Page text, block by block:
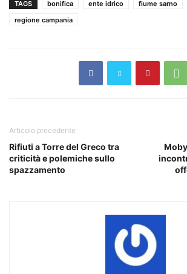
TAGS bonifica ente idrico fiume sarno
regione campania
Articolo precedente
Rifiuti a Torre del Greco tra
criticità e polemiche sullo
spazzamento